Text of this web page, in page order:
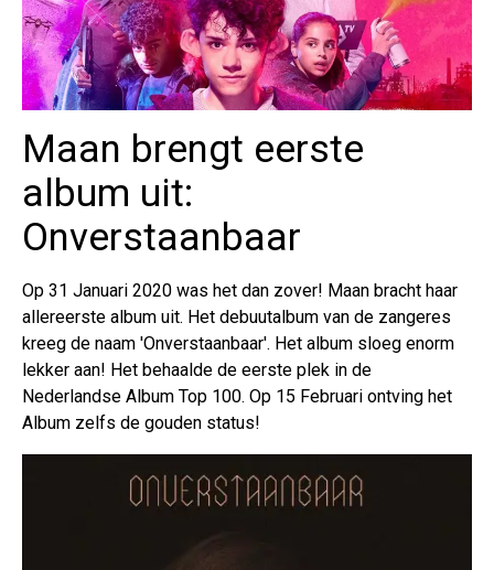
Maan brengt eerste
album uit:
Onverstaanbaar
Op 31 Januari 2020 was het dan zover! Maan bracht haar
allereerste album uit. Het debuutalbum van de zangeres
kreeg de naam 'Onverstaanbaar'. Het album sloeg enorm
lekker aan! Het behaalde de eerste plek in de
Nederlandse Album Top 100. Op 15 Februari ontving het
Album zelfs de gouden status!